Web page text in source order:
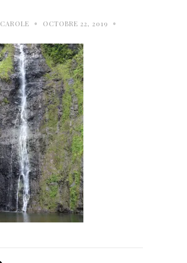
CAROLE • OCTOBRE 22, 2019 •